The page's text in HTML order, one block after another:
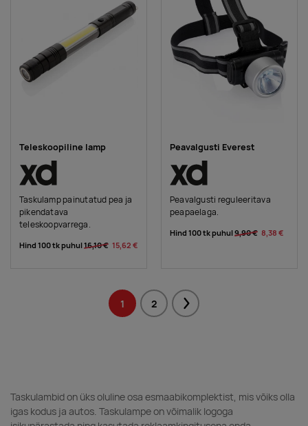
Teleskoopiline lamp
Taskulamp painutatud pea ja
pikendatava
teleskoopvarrega.
Hind 100 tk puhul16,10 € 15,62 €
Peavalgusti Everest
Peavalgusti reguleeritava
peapaelaga.
Hind 100 tk puhul9,90 € 8,38 €
1 2 Next
Taskulambid on üks oluline osa esmaabikomplektist, mis võiks olla
igas kodus ja autos. Taskulampe on võimalik logoga